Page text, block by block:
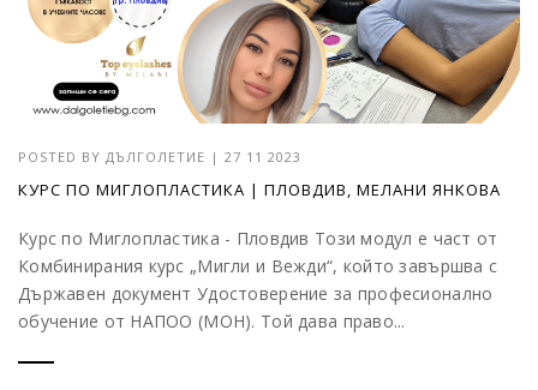
POSTED BY ДЪЛГОЛЕТИЕ | 27 11 2023
КУРС ПО МИГЛОПЛАСТИКА | ПЛОВДИВ, МЕЛАНИ ЯНКОВА
Курс по Миглопластика - Пловдив Този модул е част от
Комбинирания курс „Мигли и Вежди“, който завършва с
Държавен документ Удостоверение за професионално
обучение от НАПОО (МОН). Той дава право...